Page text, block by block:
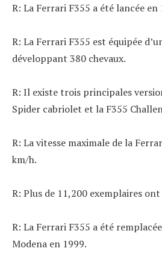
R: La Ferrari F355 a été lancée en
R: La Ferrari F355 est équipée
développant 380 chevaux.
R: Il existe trois principales
Spider cabriolet et la F355
R: La vitesse maximale de la
km/h.
R: Plus de 11,200 exemplaires
R: La Ferrari F355 a été
Modena en 1999.